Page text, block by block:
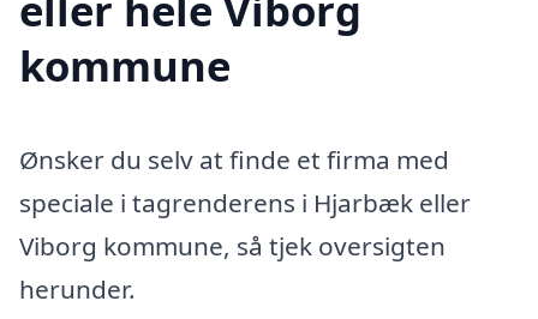
kommune
Ønsker du selv at finde et firma med
speciale i tagrenderens i Hjarbæk eller
Viborg kommune, så tjek oversigten
herunder.